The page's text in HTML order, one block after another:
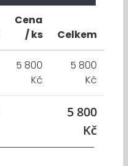
Cena
/ ks
Celkem
5 800
Kč
5 800
Kč
5 800
Kč